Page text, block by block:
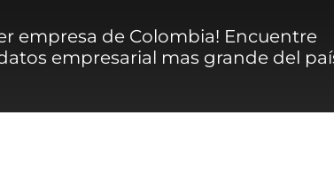
empresa de Colombia! Encuentre
empresarial mas grande del